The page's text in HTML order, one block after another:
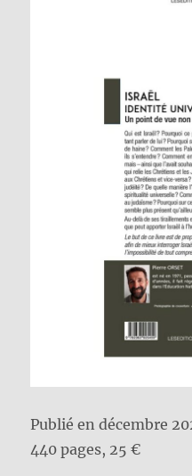
Publié en décembre
440 pages, 25 €